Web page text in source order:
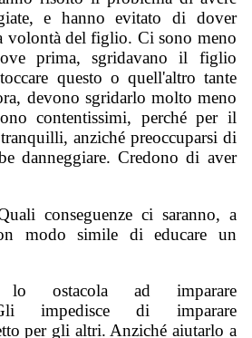
e hanno evitato di dover
volontà del figlio. Ci sono meno
prima, sgridavano il figlio
questo o quell'altro tante
devono sgridarlo molto meno
contentissimi, perché per il
anziché preoccuparsi di
danneggiare. Credono di aver
conseguenze ci saranno, a
modo simile di educare un
lo ostacola ad imparare
impedisce di imparare
per gli altri. Anziché aiutarlo a